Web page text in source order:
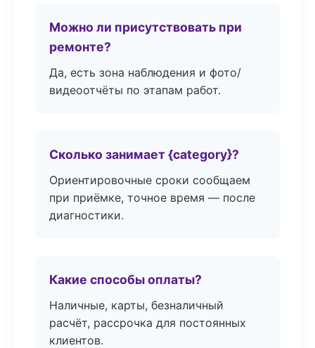
Можно ли присутствовать при
ремонте?
Да, есть зона наблюдения и фото/
видеоотчёты по этапам работ.
Сколько занимает {category}?
Ориентировочные сроки сообщаем
при приёмке, точное время — после
диагностики.
Какие способы оплаты?
Наличные, карты, безналичный
расчёт, рассрочка для постоянных
клиентов.